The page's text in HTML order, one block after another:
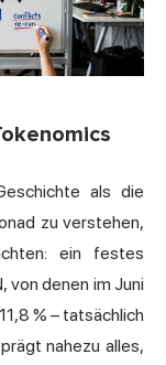
als die
zu verstehen,
ein festes
von denen im Juni
% – tatsächlich
nahezu alles,